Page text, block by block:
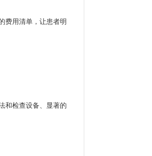
费用清单，让患者明
和检查设备、显著的